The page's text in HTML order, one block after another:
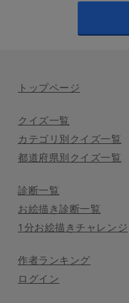
トップページ
クイズ一覧
カテゴリ別クイズ一覧
都道府県別クイズ一覧
診断一覧
お絵描き診断一覧
1分お絵描きチャレンジ
作者ランキング
ログイン